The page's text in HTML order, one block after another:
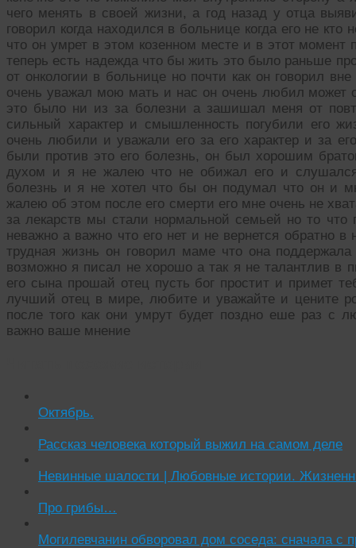
Октябрь.
Рассказ человека который выжил на самом деле
Невинные шалости | Любовные истории.
Про грибы…
Могилевчанин обворовал дом соседа: сначала с